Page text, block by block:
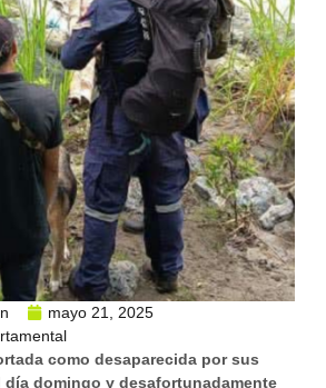
mayo 21, 2025
como desaparecida por sus
día domingo y desafortunadamente